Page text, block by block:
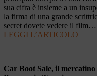
sua cifra è insieme a un
la firma di una grande
secret dovete vedere il film…
LEGGI L’ARTICOLO
Car Boot Sale, il